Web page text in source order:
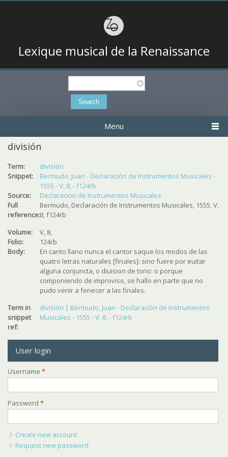
Lexique musical de la Renaissance
Search
Menu
división
Term:
división
Snippet:
Bermudo, Juan - Declaración de Instrumentos Musicales -
1555 - V, 8, - f124rb
Source:
Declaración de Instrumentos Musicales
Full
reference:
Bermudo, Declaración de Instrumentos Musicales, 1555, V,
8, f124rb
Volume:
V, 8,
Folio:
124rb
Body:
En canto llano nunca el cantor saque los modos de las
quatro letras naturales [finales]: sino fuere por euitar
alguna conjuncta, o diuision de tono: o porque
componiendo de improviso, se hallo en parte que no
pudo venir a fenecer a las finales.
Term in
snippet
ref:
división | Bermudo, Juan - Declaración de Instrumentos
Musicales - 1555 - V, 8, - f124rb
User login
Username *
Password *
Create new account
Request new password